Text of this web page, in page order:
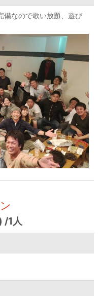
備なので歌い放題、遊び
1人